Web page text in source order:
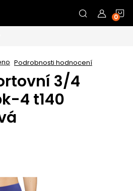
Podrobnosti hodnocení
3/4
4 t140